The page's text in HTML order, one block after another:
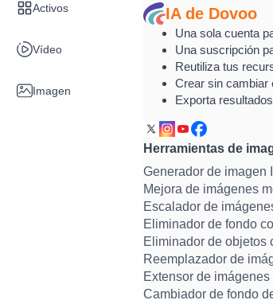
Activos
Vídeo
Imagen
IA de Dovoo
Una sola cuenta
Una suscripción
Reutiliza tus
Crear sin cambiar
Exporta
Herramientas de
Generador de imagen
Mejora de imágenes
Escalador de
Eliminador de fondo
Eliminador de objetos
Reemplazador de
Extensor de imágenes
Cambiador de fondo